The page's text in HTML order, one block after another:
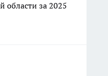
области за 2025